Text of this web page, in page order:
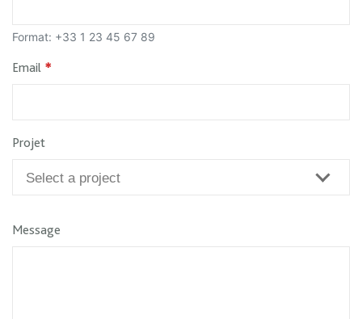
Format: +33 1 23 45 67 89
Email *
Projet
Message